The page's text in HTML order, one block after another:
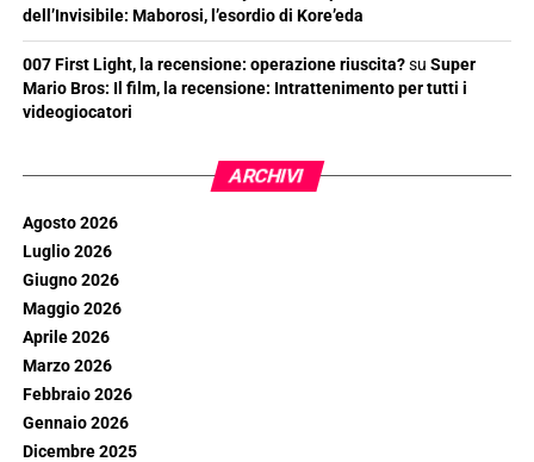
dell’Invisibile: Maborosi, l’esordio di Kore’eda
007 First Light, la recensione: operazione riuscita?su Super
Mario Bros: Il film, la recensione: Intrattenimento per tutti i
videogiocatori
ARCHIVI
Agosto 2026
Luglio 2026
Giugno 2026
Maggio 2026
Aprile 2026
Marzo 2026
Febbraio 2026
Gennaio 2026
Dicembre 2025